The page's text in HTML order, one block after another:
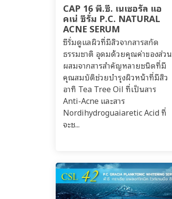
CAP 16 พี.ซี. เนเชอรัล แอ
คเน่ ซีรั่ม P.C. NATURAL
ACNE SERUM
ซีรั่มดูแลผิวที่มีสิวจากสารสกัด
ธรรมชาติ อุดมด้วยคุณค่าของส่วน
ผสมจากสารสำคัญหลายชนิดที่มี
คุณสมบัติช่วยบำรุงผิวหน้าที่มีสิว
อาทิ Tea Tree Oil ที่เป็นสาร
Anti-Acne และสาร
Nordihydroguaiaretic Acid ที่
จะช...